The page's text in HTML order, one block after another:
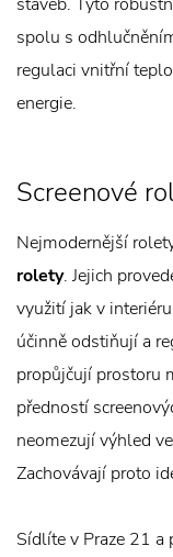
spolu s
regulaci vnitřní
energie.
Screenové
Nejmodernější
rolety. Jejich
využití jak v
účinně odstiňují a
propůjčují prostoru
předností
neomezují výhled
Zachovávají proto
Sídlíte v Praze 21